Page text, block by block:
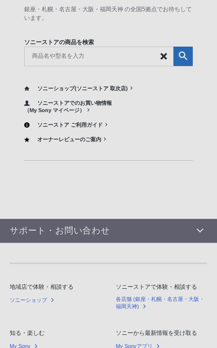
銀座・札幌・名古屋・大阪・福岡天神 の全国5拠点でお待ちして
います。
ソニーストアの商品を検索
ソニーショップ(ソニーストア 取次店)
ソニーストアでのお買い物情報
（My Sony マイページ）
ソニーストア ご利用ガイド
オーナーレビューのご案内
サポート・お問い合わせ
地域店で体験・相談する
ソニーショップ
ソニーストアで体験・相談する
各店舗 (銀座・札幌・名古屋・大阪・
福岡天神)
知る・楽しむ
My Sony
ソニーから最新情報を受け取る
My Sonyアプリ